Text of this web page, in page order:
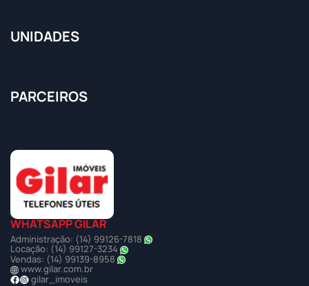
UNIDADES
PARCEIROS
WHATSAPP GILAR
Administração: (14) 99126-7818
Locação: (14) 99127-3234
Vendas: (14) 99139-8958
www.gilar.com.br
gilar_imoveis